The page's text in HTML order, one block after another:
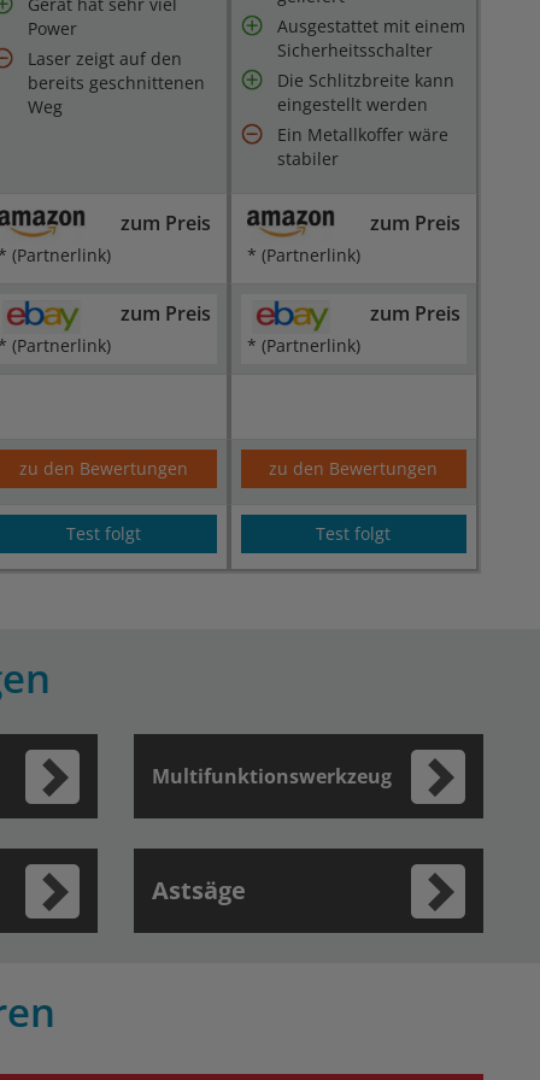
Power
Laser zeigt auf den
bereits geschnittenen
Weg
Ausgestattet mit einem
Sicherheitsschalter
Die Schlitzbreite kann
eingestellt werden
Ein Metallkoffer wäre
stabiler
zum Preis
(Partnerlink)
zum Preis
* (Partnerlink)
zum Preis
(Partnerlink)
zum Preis
* (Partnerlink)
zu den Bewertungen zu den Bewertungen
Test folgt Test folgt
Multifunktionswerkzeug
Astsäge